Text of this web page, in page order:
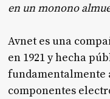
en un monono
Avnet es una
en 1921 y hecha
fundamentalmente
componentes